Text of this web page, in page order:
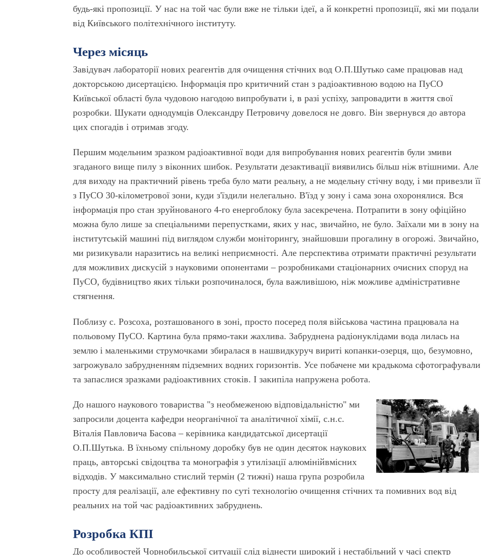
будь-які пропозиції. У нас на той час були вже не тільки ідеї, а й конкретні пропозиції, які ми подали
від Київського політехнічного інституту.
Через місяць
Завідувач лабораторії нових реагентів для очищення стічних вод О.П.Шутько саме працював над
докторською дисертацією. Інформація про критичний стан з радіоактивною водою на ПуСО
Київської області була чудовою нагодою випробувати і, в разі успіху, запровадити в життя свої
розробки. Шукати однодумців Олександру Петровичу довелося не довго. Він звернувся до автора
цих спогадів і отримав згоду.
Першим модельним зразком радіоактивної води для випробування нових реагентів були змиви
згаданого вище пилу з віконних шибок. Результати дезактивації виявились більш ніж втішними. Але
для виходу на практичний рівень треба було мати реальну, а не модельну стічну воду, і ми привезли її
з ПуСО 30-кілометрової зони, куди з'їздили нелегально. В'їзд у зону і сама зона охоронялися. Вся
інформація про стан зруйнованого 4-го енергоблоку була засекречена. Потрапити в зону офіційно
можна було лише за спеціальними перепустками, яких у нас, звичайно, не було. Заїхали ми в зону на
інститутській машині під виглядом служби моніторингу, знайшовши прогалину в огорожі. Звичайно,
ми ризикували наразитись на великі неприємності. Але перспектива отримати практичні результати
для можливих дискусій з науковими опонентами – розробниками стаціонарних очисних споруд на
ПуСО, будівництво яких тільки розпочиналося, була важливішою, ніж можливе адміністративне
стягнення.
Поблизу с. Розсоха, розташованого в зоні, просто посеред поля військова частина працювала на
польовому ПуСО. Картина була прямо-таки жахлива. Забруднена радіонуклідами вода лилась на
землю і маленькими струмочками збиралася в нашвидкуруч вириті копанки-озерця, що, безумовно,
загрожувало забрудненням підземних водних горизонтів. Усе побачене ми крадькома сфотографували
та запаслися зразками радіоактивних стоків. І закипіла напружена робота.
До нашого наукового товариства "з необмеженою відповідальністю" ми
запросили доцента кафедри неорганічної та аналітичної хімії, с.н.с.
Віталія Павловича Басова – керівника кандидатської дисертації
О.П.Шутька. В їхньому спільному доробку був не один десяток наукових
праць, авторські свідоцтва та монографія з утилізації алюмінійвмісних
відходів. У максимально стислий термін (2 тижні) наша група розробила
просту для реалізації, але ефективну по суті технологію очищення стічних та помивних вод від
реальних на той час радіоактивних забруднень.
Розробка КПІ
До особливостей Чорнобильської ситуації слід віднести широкий і нестабільний у часі спектр